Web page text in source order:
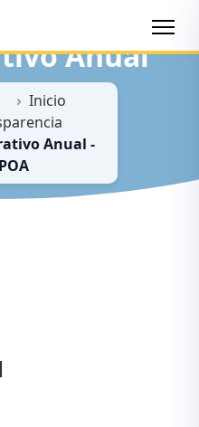
Anual
Inicio
Anual -
POA